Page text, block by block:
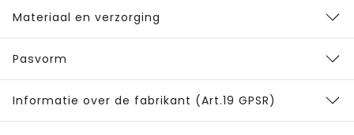
Materiaal en verzorging
Pasvorm
Informatie over de fabrikant (Art.19 GPSR)